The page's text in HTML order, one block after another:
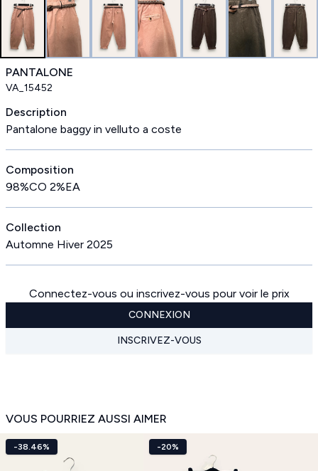
PANTALONE
VA_15452
Description
Pantalone baggy in velluto a coste
Composition
98%CO 2%EA
Collection
Automne Hiver 2025
Connectez-vous ou inscrivez-vous pour voir le prix
CONNEXION
INSCRIVEZ-VOUS
VOUS POURRIEZ AUSSI AIMER
-38.46% -20%